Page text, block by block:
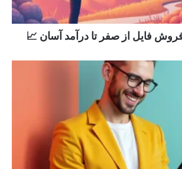
فروش فایل از صفر تا درآمد آسان 📈